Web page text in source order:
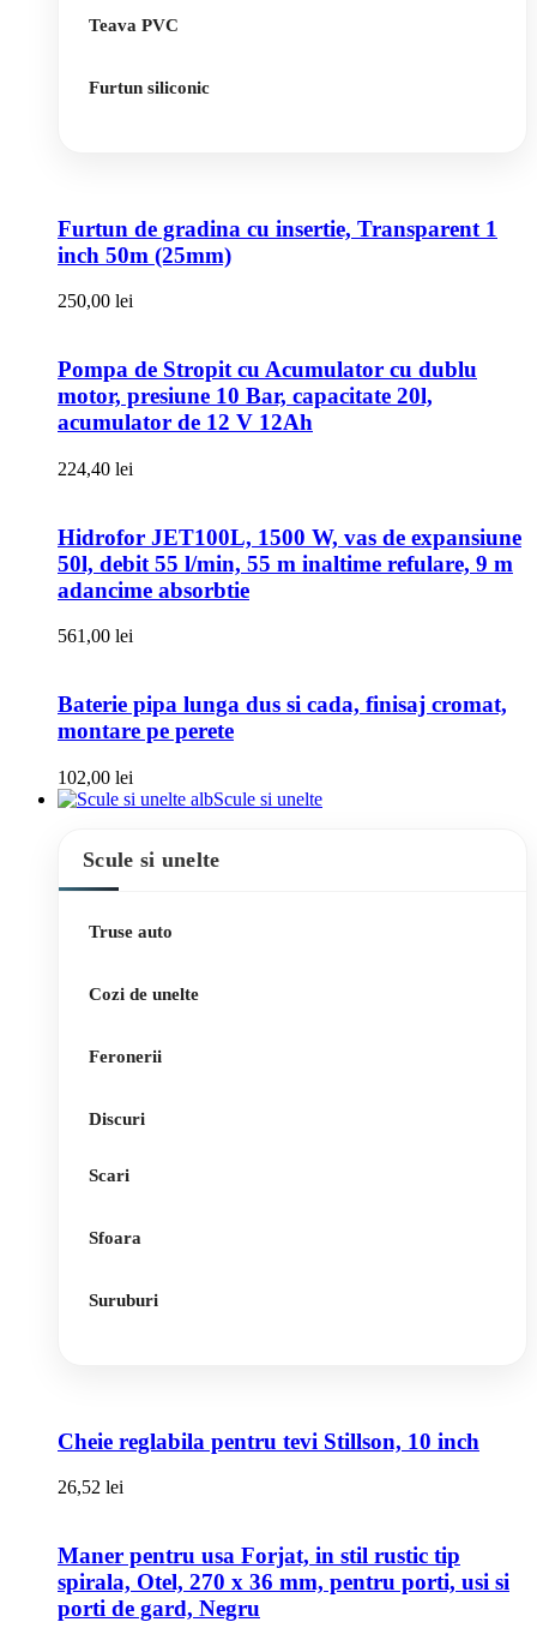
Teava PVC
Furtun siliconic
Furtun de gradina cu insertie, Transparent 1
inch 50m (25mm)
250,00 lei
Pompa de Stropit cu Acumulator cu dublu
motor, presiune 10 Bar, capacitate 20l,
acumulator de 12 V 12Ah
224,40 lei
Hidrofor JET100L, 1500 W, vas de expansiune
50l, debit 55 l/min, 55 m inaltime refulare, 9 m
adancime absorbtie
561,00 lei
Baterie pipa lunga dus si cada, finisaj cromat,
montare pe perete
102,00 lei
Scule si unelte
Scule si unelte
Truse auto
Cozi de unelte
Feronerii
Discuri
Scari
Sfoara
Suruburi
Cheie reglabila pentru tevi Stillson, 10 inch
26,52 lei
Maner pentru usa Forjat, in stil rustic tip
spirala, Otel, 270 x 36 mm, pentru porti, usi si
porti de gard, Negru